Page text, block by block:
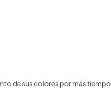
de sus colores por más tiempo.